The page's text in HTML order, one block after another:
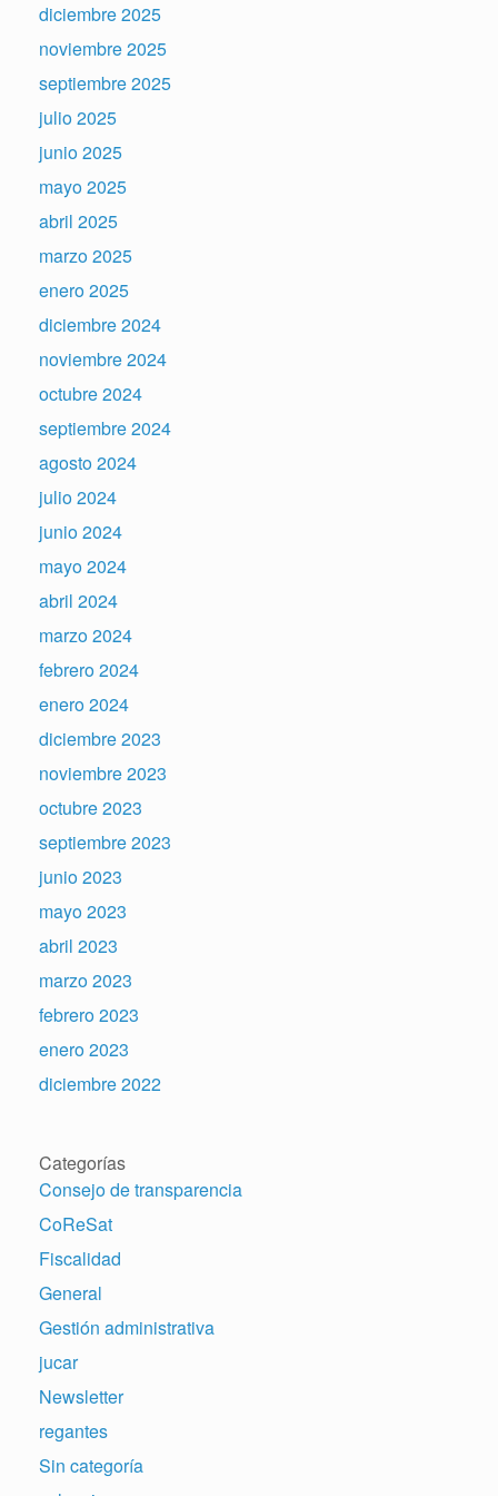
diciembre 2025
noviembre 2025
septiembre 2025
julio 2025
junio 2025
mayo 2025
abril 2025
marzo 2025
enero 2025
diciembre 2024
noviembre 2024
octubre 2024
septiembre 2024
agosto 2024
julio 2024
junio 2024
mayo 2024
abril 2024
marzo 2024
febrero 2024
enero 2024
diciembre 2023
noviembre 2023
octubre 2023
septiembre 2023
junio 2023
mayo 2023
abril 2023
marzo 2023
febrero 2023
enero 2023
diciembre 2022
Categorías
Consejo de transparencia
CoReSat
Fiscalidad
General
Gestión administrativa
jucar
Newsletter
regantes
Sin categoría